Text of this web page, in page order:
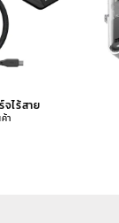
ไร้สาย
า